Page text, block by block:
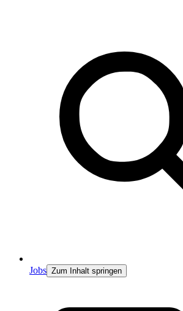
Jobs Zum Inhalt springen